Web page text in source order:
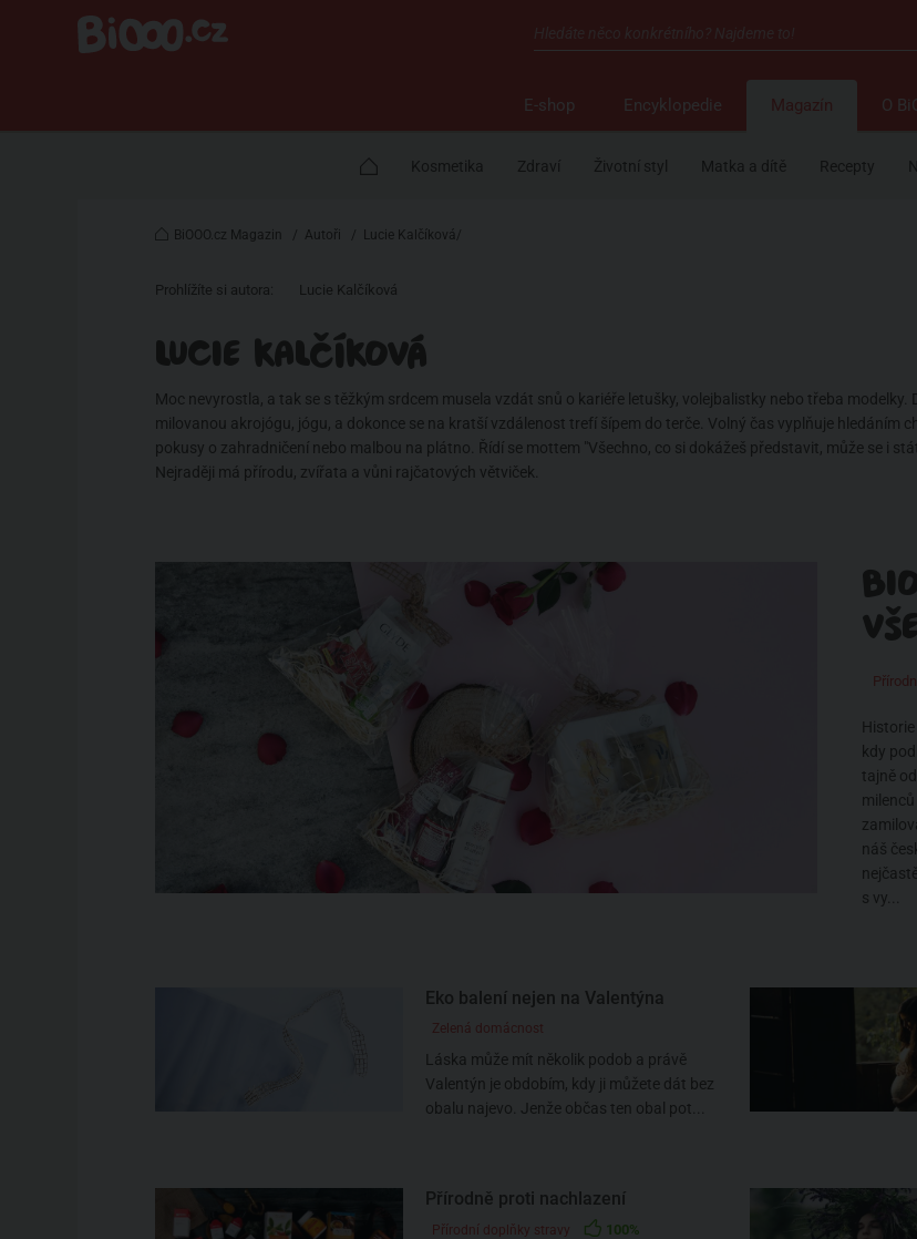
E-shop Encyklopedie Magazín O
Kosmetika Zdraví Životní styl Matka a dítě Recepty
BiOOO.cz Magazin / Autoři / Lucie Kalčíková/
Prohlížíte si autora: Lucie Kalčíková
LUCIE KALČÍKOVÁ
Moc nevyrostla, a tak se s těžkým srdcem musela vzdát snů o kariéře letušky, volejbalistky nebo třeba
milovanou akrojógu, jógu, a dokonce se na kratší vzdálenost trefí šípem do terče. Volný čas vyplňuje hledáním
pokusy o zahradničení nebo malbou na plátno. Řídí se mottem "Všechno, co si dokážeš představit, může se i
Nejraději má přírodu, zvířata a vůni rajčatových větviček.
kdy
tajně
náš
s vy...
Eko balení nejen na Valentýna
Zelená domácnost
Láska může mít několik podob a právě
Valentýn je obdobím, kdy ji můžete dát bez
obalu najevo. Jenže občas ten obal pot...
Přírodně proti nachlazení
Přírodní doplňky stravy 100%